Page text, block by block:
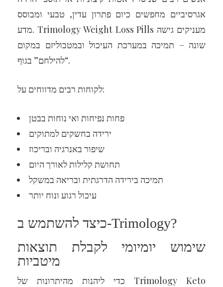
אגרסיביים מחפשים כיום פתרון עדין, טבעי ומבוסס
מדע. Trimology Weight Loss Pills מעניקים גישה
שונה – תמיכה במערכת העיכול ובמטבוליזם במקום
“להילחם” בגוף.
לקוחות רבים מדווחים על:
פחות נפיחות ואי נוחות בבטן
ירידה בחשקים למתוקים
שיפור באנרגיה ובריכוז
תחושת קלילות לאורך היום
תמיכה בירידה הדרגתית ובריאה במשקל
עיכול רגוע ונוח יותר
כיצד להשתמש ב-Trimology?
שימוש יומיומי לקבלת תוצאות
מיטביות
כדי ליהנות מהיתרונות של Trimology Keto